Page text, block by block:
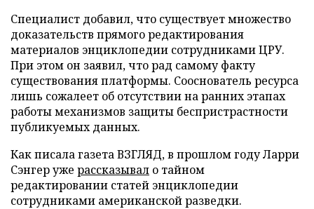
Специалист добавил, что существует множество
доказательств прямого редактирования
материалов энциклопедии сотрудниками ЦРУ.
При этом он заявил, что рад самому факту
существования платформы. Сооснователь ресурса
лишь сожалеет об отсутствии на ранних этапах
работы механизмов защиты беспристрастности
публикуемых данных.
Как писала газета ВЗГЛЯД, в прошлом году Ларри
Сэнгер уже рассказывал о тайном
редактировании статей энциклопедии
сотрудниками американской разведки.